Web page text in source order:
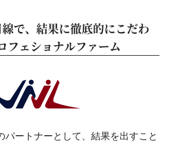
線で、結果に徹底的にこだわ
フェショナルファーム
パートナーとして、結果を出すこと